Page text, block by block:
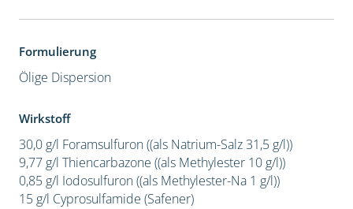
Formulierung
Ölige Dispersion
Wirkstoff
30,0 g/l Foramsulfuron ((als Natrium-Salz 31,5 g/l))
9,77 g/l Thiencarbazone ((als Methylester 10 g/l))
0,85 g/l Iodosulfuron ((als Methylester-Na 1 g/l))
15 g/l Cyprosulfamide (Safener)